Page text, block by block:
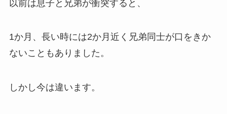
以前は息子と兄弟が衝突すると、
1か月、長い時には2か月近く兄弟同士が口をきか
ないこともありました。
しかし今は違います。